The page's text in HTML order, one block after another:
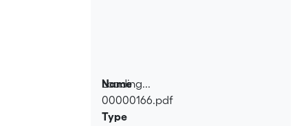
Loading...
Loading...
Name
00000166.pdf
Type